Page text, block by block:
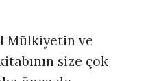
Mülkiyetin ve
size çok